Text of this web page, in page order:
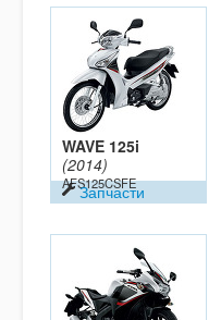
WAVE 125i
(2014)
AFS125CSFE
Запчасти